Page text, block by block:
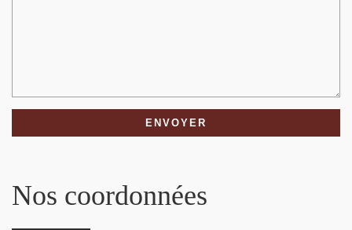
Nos coordonnées